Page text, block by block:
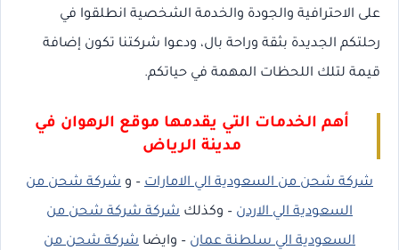
على الاحترافية والجودة والخدمة الشخصية انطلقوا في
رحلتكم الجديدة بثقة وراحة بال، ودعوا شركتنا تكون إضافة
قيمة لتلك اللحظات المهمة في حياتكم.
أهم الخدمات التي يقدمها موقع الرهوان في
مدينة الرياض
شركة شحن من السعودية الي الامارات – و شركة شحن من
السعودية الي الاردن – وكذلك شركة شركة شحن من
السعودية الي سلطنة عمان – وايضا شركة شحن من